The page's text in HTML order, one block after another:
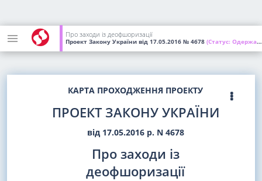
Про заходи із деофшоризації
Проект Закону України від 17.05.2016 № 4678 (Статус: Одержаний ВР України)
КАРТА ПРОХОДЖЕННЯ ПРОЕКТУ
ПРОЕКТ ЗАКОНУ УКРАЇНИ
від 17.05.2016 р. N 4678
Про заходи із
деофшоризації